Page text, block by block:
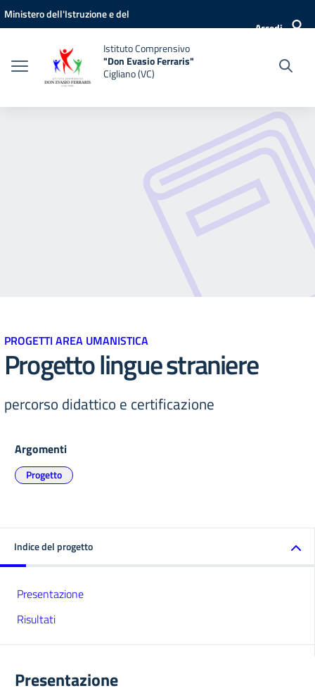
Vai ai contenuti
Vai al menu di navigazione
Vai al footer
Ministero dell'Istruzione e del
Accedi
Istituto Comprensivo
"Don Evasio Ferraris"
Cigliano (VC)
PROGETTI AREA UMANISTICA
Progetto lingue straniere
percorso didattico e certificazione
Argomenti
Progetto
Indice del progetto
Presentazione
Risultati
Presentazione